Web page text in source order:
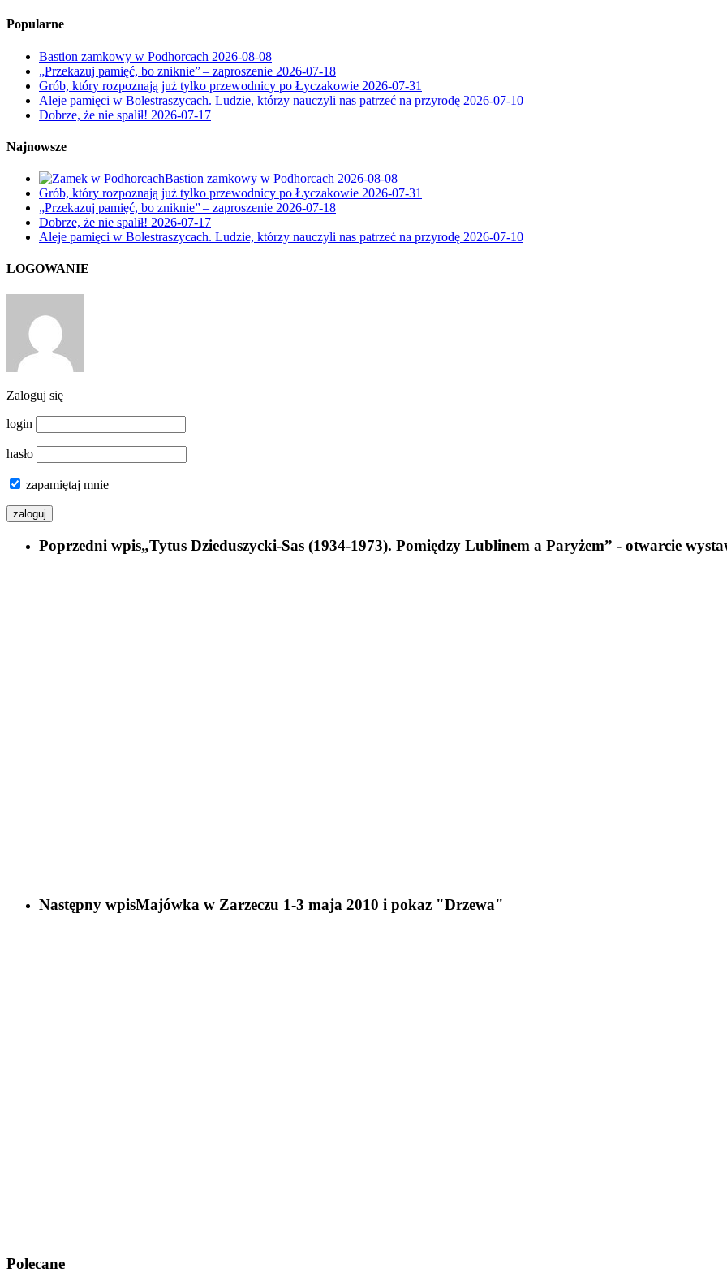
Popularne
Bastion zamkowy w Podhorcach 2026-08-08
„Przekazuj pamięć, bo zniknie” – zaproszenie 2026-07-18
Grób, który rozpoznają już tylko przewodnicy po Łyczakowie 2026-07-31
Aleje pamięci w Bolestraszycach. Ludzie, którzy nauczyli nas patrzeć na przyrodę 2026-07-10
Dobrze, że nie spalił! 2026-07-17
Najnowsze
Bastion zamkowy w Podhorcach 2026-08-08
Grób, który rozpoznają już tylko przewodnicy po Łyczakowie 2026-07-31
„Przekazuj pamięć, bo zniknie” – zaproszenie 2026-07-18
Dobrze, że nie spalił! 2026-07-17
Aleje pamięci w Bolestraszycach. Ludzie, którzy nauczyli nas patrzeć na przyrodę 2026-07-10
LOGOWANIE
Zaloguj się
login
hasło
zapamiętaj mnie
Poprzedni wpis„Tytus Dzieduszycki-Sas (1934-1973). Pomiędzy Lublinem a Paryżem” - otwarcie
Następny wpisMajówka w Zarzeczu 1-3 maja 2010 i pokaz "Drzewa"
Polecane